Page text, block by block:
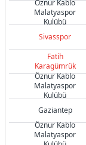
Öznur Kablo
Malatyaspor
Kulübü
Sivasspor
Fatih
Karagümrük
Öznur Kablo
Malatyaspor
Kulübü
Gaziantep
Öznur Kablo
Malatyaspor